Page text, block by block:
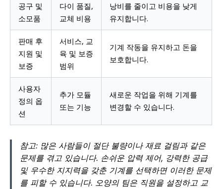
공구 및
소모품
다이 품질,
교체 비용
낭비를 줄이고 비용을 낮게
유지합니다.
판매 후
지원 및
보증
서비스, ​​교
육 및 보증
범위
기계 작동을 유지하고 돈을
보호합니다.
사용자
정의 옵
션
추가 모듈
또는 기능
새로운 작업을 위해 기계를
변경할 수 있습니다.
참고: 많은 사람들이 절단 불량이나 재료 걸림과 같은
문제를 겪고 있습니다. 손쉬운 압력 제어, 강력한 공급
및 우수한 지지력을 갖춘 기계를 선택하면 이러한 문제
를 피할 수 있습니다. 오양의 팀은 직원을 설정하고 교